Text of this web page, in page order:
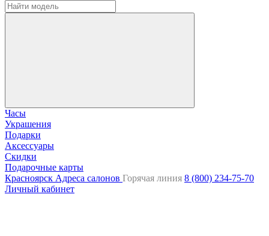
Часы
Украшения
Подарки
Аксессуары
Скидки
Подарочные карты
Красноярск Адреса салонов Горячая линия 8 (800) 234-75-70
Личный кабинет